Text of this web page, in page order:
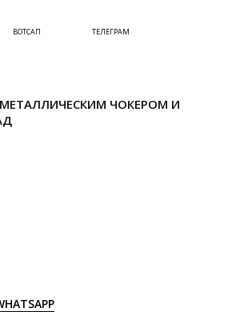
ВОТСАП ТЕЛЕГРАМ
ЧОКЕРОМ И